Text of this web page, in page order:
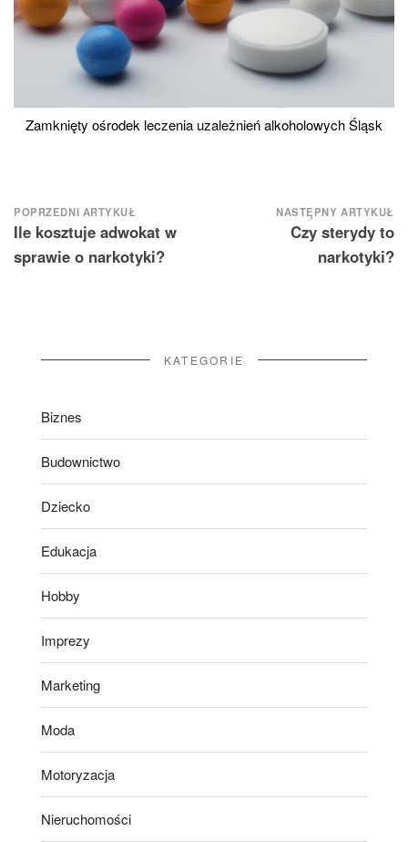
Zamknięty ośrodek leczenia uzależnień alkoholowych Śląsk
Nawigacja
wpisu
POPRZEDNI ARTYKUŁ
Ile kosztuje adwokat w
sprawie o narkotyki?
NASTĘPNY ARTYKUŁ
Czy sterydy to
narkotyki?
KATEGORIE
Biznes
Budownictwo
Dziecko
Edukacja
Hobby
Imprezy
Marketing
Moda
Motoryzacja
Nieruchomości